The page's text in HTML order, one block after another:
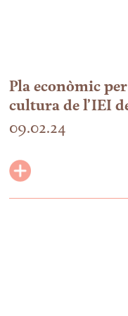
Pla econòmic
cultura de l’IEI
09.02.24